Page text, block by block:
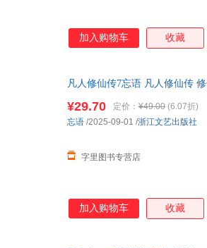
加入购物车 收藏
凡人修仙传7忘语 凡人修仙传
¥29.70 定价： ¥49.00 (6.07折)
字里图书专营店
忘语 /2025-09-01 /浙江文艺出版社
加入购物车 收藏